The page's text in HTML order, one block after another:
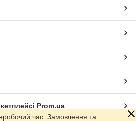
Prom.ua
час. Замовлення та